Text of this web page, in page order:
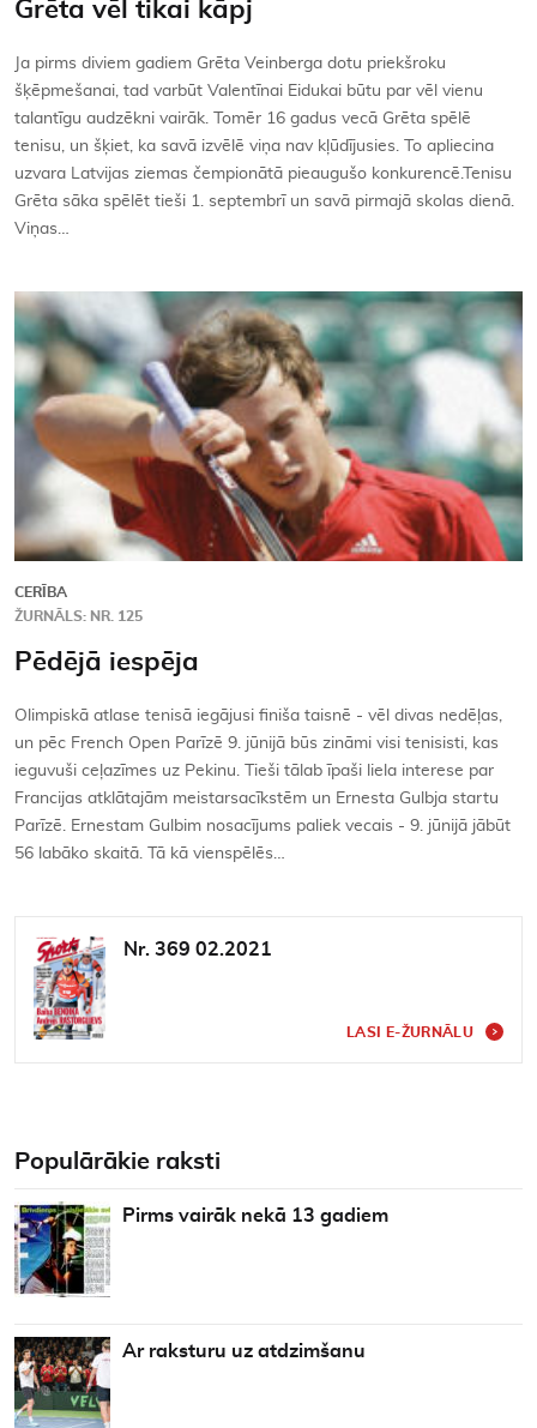
Grēta vēl tikai kāpj
Ja pirms diviem gadiem Grēta Veinberga dotu priekšroku
šķēpmešanai, tad varbūt Valentīnai Eidukai būtu par vēl vienu
talantīgu audzēkni vairāk. Tomēr 16 gadus vecā Grēta spēlē
tenisu, un šķiet, ka savā izvēlē viņa nav kļūdījusies. To apliecina
uzvara Latvijas ziemas čempionātā pieaugušo konkurencē.Tenisu
Grēta sāka spēlēt tieši 1. septembrī un savā pirmajā skolas dienā.
Viņas…
CERĪBA
ŽURNĀLS: NR. 125
Pēdējā iespēja
Olimpiskā atlase tenisā iegājusi finiša taisnē - vēl divas nedēļas,
un pēc French Open Parīzē 9. jūnijā būs zināmi visi tenisisti, kas
ieguvuši ceļazīmes uz Pekinu. Tieši tālab īpaši liela interese par
Francijas atklātajām meistarsacīkstēm un Ernesta Gulbja startu
Parīzē. Ernestam Gulbim nosacījums paliek vecais - 9. jūnijā jābūt
56 labāko skaitā. Tā kā vienspēlēs…
Nr. 369 02.2021
LASI E-ŽURNĀLU
Populārākie raksti
Pirms vairāk nekā 13 gadiem
Ar raksturu uz atdzimšanu